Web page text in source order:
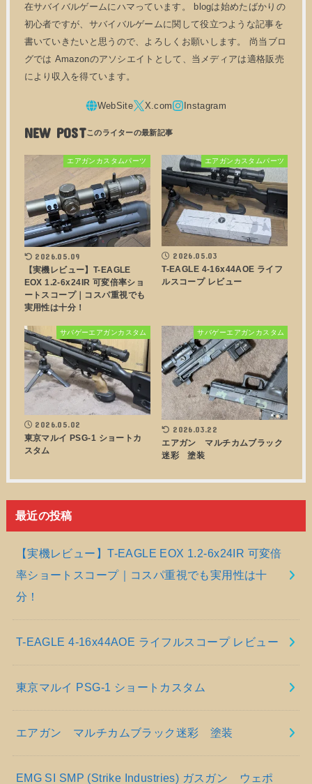
在サバイバルゲームにハマっています。 blogは始めたばかりの
初心者ですが、サバイバルゲームに関して役立つような記事を
書いていきたいと思うので、よろしくお願いします。 尚当ブロ
グでは Amazonのアソシエイトとして、当メディアは適格販売
により収入を得ています。
NEW POST
エアガンカスタムパーツ
2026.05.09
【実機レビュー】T-EAGLE
EOX 1.2-6x24IR 可変倍率ショ
ートスコープ｜コスパ重視でも
実用性は十分！
エアガンカスタムパーツ
2026.05.03
T-EAGLE 4-16x44AOE ライフ
ルスコープ レビュー
サバゲーエアガンカスタム
2026.05.02
東京マルイ PSG-1 ショートカ
スタム
サバゲーエアガンカスタム
2026.03.22
エアガン マルチカムブラック
迷彩 塗装
最近の投稿
【実機レビュー】T-EAGLE EOX 1.2-6x24IR 可変倍
率ショートスコープ｜コスパ重視でも実用性は十
分！
T-EAGLE 4-16x44AOE ライフルスコープ レビュー
東京マルイ PSG-1 ショートカスタム
エアガン マルチカムブラック迷彩 塗装
EMG SI SMP (Strike Industries) ガスガン ウェポ